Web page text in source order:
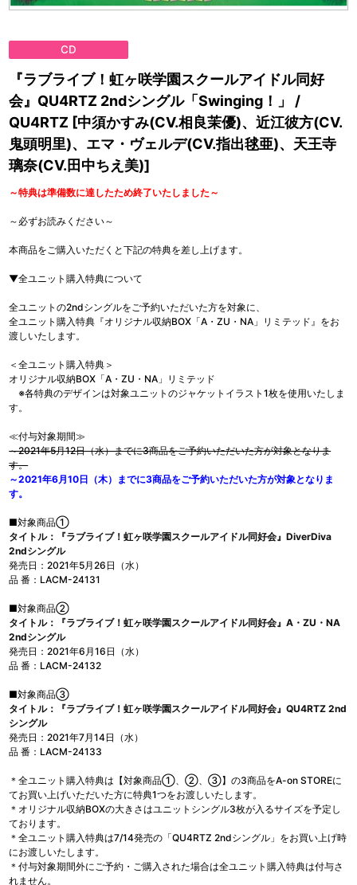
CD
『ラブライブ！虹ヶ咲学園スクールアイドル同好
会』QU4RTZ 2ndシングル「Swinging！」 /
QU4RTZ [中須かすみ(CV.相良茉優)、近江彼方(CV.
鬼頭明里)、エマ・ヴェルデ(CV.指出毬亜)、天王寺
璃奈(CV.田中ちえ美)]
～特典は準備数に達したため終了いたしました～
～必ずお読みください～
本商品をご購入いただくと下記の特典を差し上げます。
▼全ユニット購入特典について
全ユニットの2ndシングルをご予約いただいた方を対象に、
全ユニット購入特典『オリジナル収納BOX「A・ZU・NA」リミテッド』をお
渡しいたします。
＜全ユニット購入特典＞
オリジナル収納BOX「A・ZU・NA」リミテッド
※各特典のデザインは対象ユニットのジャケットイラスト1枚を使用いたしま
す。
≪付与対象期間≫
～2021年5月12日（水）までに3商品をご予約いただいた方が対象となりま
す。
～2021年6月10日（木）までに3商品をご予約いただいた方が対象となりま
す。
■対象商品①
タイトル：『ラブライブ！虹ヶ咲学園スクールアイドル同好会』DiverDiva
2ndシングル
発売日：2021年5月26日（水）
品 番：LACM-24131
■対象商品②
タイトル：『ラブライブ！虹ヶ咲学園スクールアイドル同好会』A・ZU・NA
2ndシングル
発売日：2021年6月16日（水）
品 番：LACM-24132
■対象商品③
タイトル：『ラブライブ！虹ヶ咲学園スクールアイドル同好会』QU4RTZ 2nd
シングル
発売日：2021年7月14日（水）
品 番：LACM-24133
＊全ユニット購入特典は【対象商品①、②、③】の3商品をA-on STOREに
てお買い上げいただいた方に特典1つをお渡しいたします。
＊オリジナル収納BOXの大きさはユニットシングル3枚が入るサイズを予定し
ております。
＊全ユニット購入特典は7/14発売の「QU4RTZ 2ndシングル」をお買い上げ時
にお渡しいたします。
＊付与対象期間外にご予約・ご購入された場合は全ユニット購入特典は付与さ
れません。